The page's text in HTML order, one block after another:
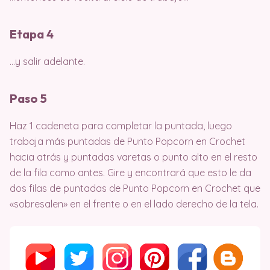
Etapa 4
…y salir adelante.
Paso 5
Haz 1 cadeneta para completar la puntada, luego
trabaja más puntadas de Punto Popcorn en Crochet
hacia atrás y puntadas varetas o punto alto en el resto
de la fila como antes. Gire y encontrará que esto le da
dos filas de puntadas de Punto Popcorn en Crochet que
«sobresalen» en el frente o en el lado derecho de la tela.